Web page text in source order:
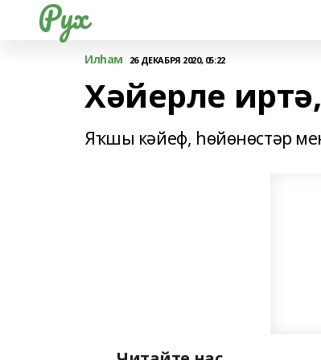
Рух
Илһам 26 ДЕКАБРЯ 2020, 05:22
Хәйерле
Яҡшы кәйеф, һөйөнөстәр